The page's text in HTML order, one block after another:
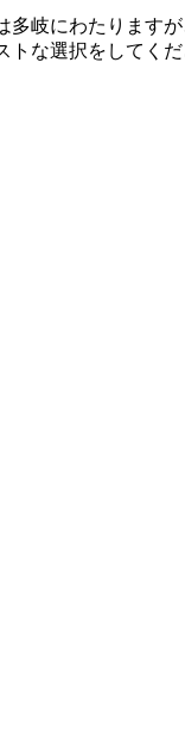
岐にわたります
な選択をしてくだ